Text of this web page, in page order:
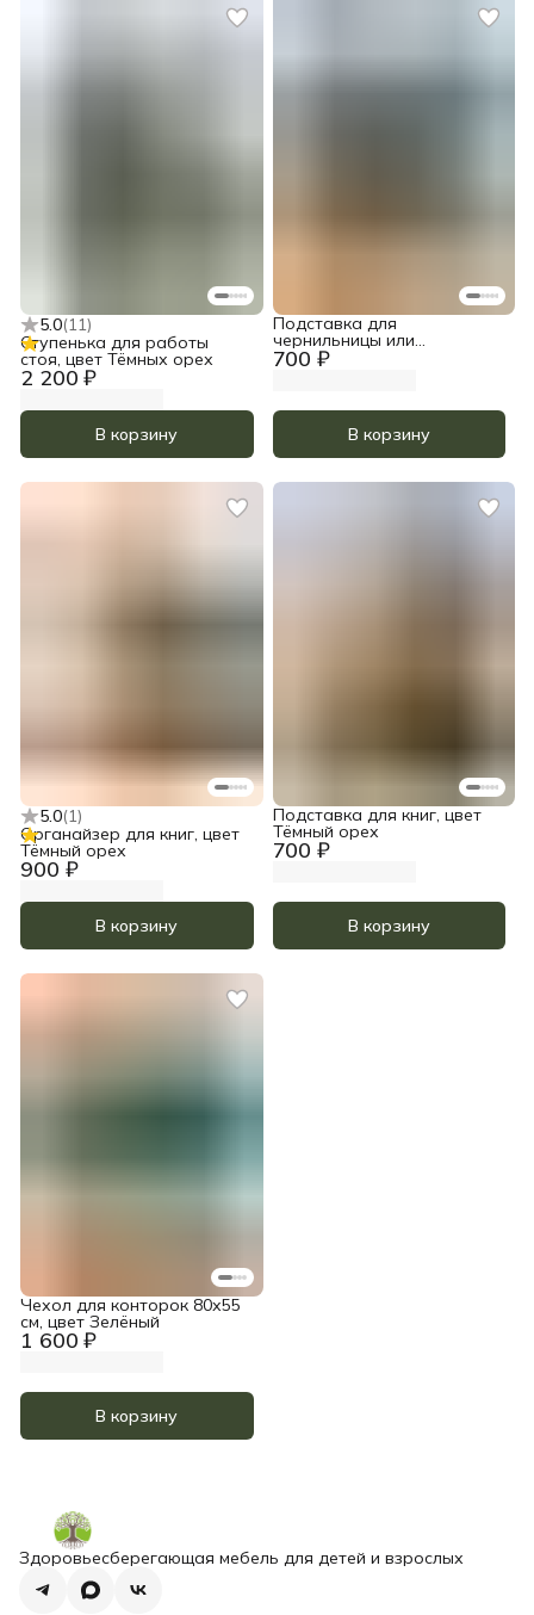
5.0(11)
2 200 ₽
Ступенька для работы
стоя, цвет Тёмных орех
В корзину
700 ₽
Подставка для
чернильницы или
стаканчика, цвет Тёмный
В корзину
5.0(1)
900 ₽
Органайзер для книг, цвет
Тёмный орех
В корзину
700 ₽
Подставка для книг, цвет
Тёмный орех
В корзину
1 600 ₽
Чехол для конторок 80х55
см, цвет Зелёный
В корзину
Здоровьесберегающая мебель для детей и взрослых